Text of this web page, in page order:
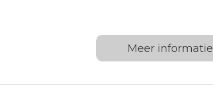
Meer informatie